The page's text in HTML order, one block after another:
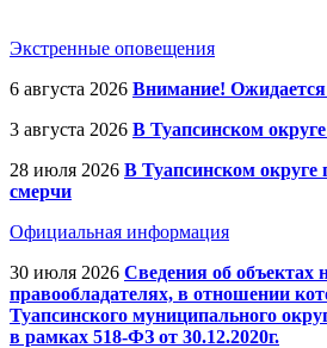
Экстренные оповещения
6 августа 2026 Внимание!
3 августа 2026 В Туапсинском
28 июля 2026 В Туапсинском округе
смерчи
Официальная информация
30 июля 2026 Сведения об объектах
правообладателях, в отношении
Туапсинского муниципального
в рамках 518-ФЗ от 30.12.2020г.